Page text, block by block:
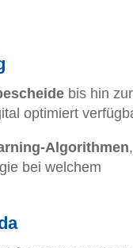
bis hin zur
optimiert
Algorithmen
bei welchem